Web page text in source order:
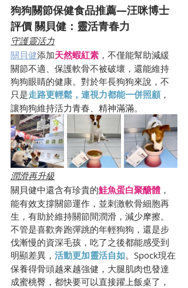
狗狗關節保健食品推薦—汪咪博士
評價 關貝健：靈活青春力
守護靈活力
關貝健添加天然蝦紅素 ，不僅能幫助減緩
關節不適、保護軟骨不被破壞，還能維持
狗狗眼睛的健康。對於年長狗狗來說，不
只是走路更輕鬆，連視力都能一併照顧，
讓狗狗維持活力青春、精神滿滿。
潤滑再升級
關貝健中還含有珍貴的鮭魚蛋白聚醣體 ，
能有效支撐關節運作，並刺激軟骨細胞再
生，有助於維持關節間潤滑，減少摩擦。
不管是喜歡奔跑彈跳的年輕狗狗，還是步
伐漸慢的資深毛孩，吃了之後都能感受到
明顯差異， 活動更加靈活自如。Spock現在
保養得骨頭越來越強健，大腿肌肉也發達
成蜜桃臀，都快要可以直接躍上飯桌了，